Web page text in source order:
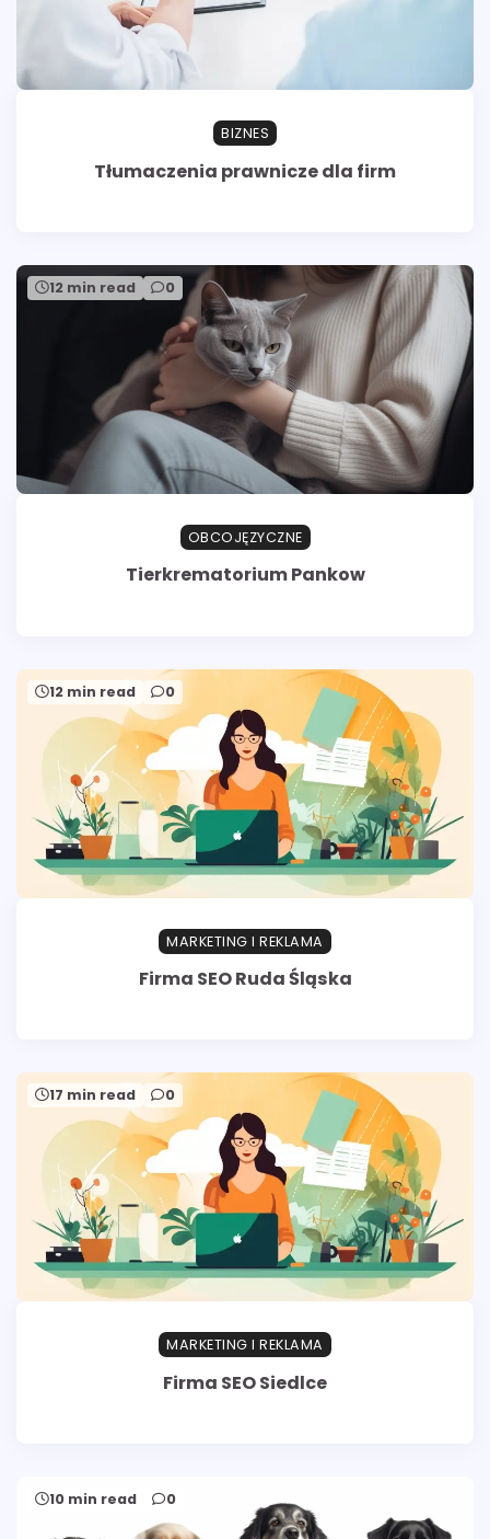
BIZNES
Tłumaczenia prawnicze dla firm
12 min read 0
OBCOJĘZYCZNE
Tierkrematorium Pankow
12 min read 0
MARKETING I REKLAMA
Firma SEO Ruda Śląska
17 min read 0
MARKETING I REKLAMA
Firma SEO Siedlce
10 min read 0